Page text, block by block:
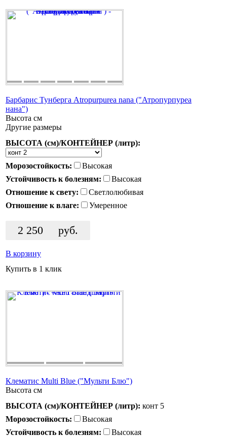
Барбарис Тунберга Atropurpurea nana ("Атропурпуреа
нана")
Высота см
Другие размеры
ВЫСОТА (см)/КОНТЕЙНЕР (литр):
Морозостойкость:
Высокая
Устойчивость к болезням:
Высокая
Отношение к свету:
Светлолюбивая
Отношение к влаге:
Умеренное
2 250 руб.
В корзину
Купить в 1 клик
Клематис Multi Blue ("Мульти Блю")
Высота см
ВЫСОТА (см)/КОНТЕЙНЕР (литр): конт 5
Морозостойкость:
Высокая
Устойчивость к болезням:
Высокая